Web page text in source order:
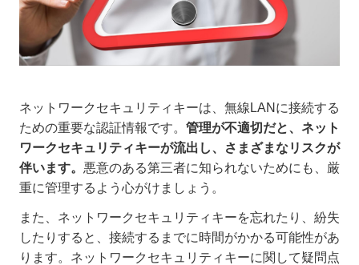
ネットワークセキュリティキーは、無線LANに接続する
ための重要な認証情報です。 管理が不適切だと、ネット
ワークセキュリティキーが流出し、さまざまなリスクが
伴います。 悪意のある第三者に知られないためにも、厳
重に管理するよう心がけましょう。
また、ネットワークセキュリティキーを忘れたり、紛失
したりすると、接続するまでに時間がかかる可能性があ
ります。ネットワークセキュリティキーに関して疑問点